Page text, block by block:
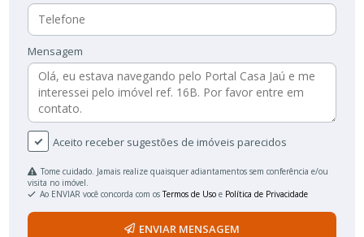
Mensagem
Aceito receber sugestões de imóveis parecidos
Tome cuidado. Jamais realize quaisquer adiantamentos sem conferência e/ou
visita no imóvel.
Ao ENVIAR você concorda com osTermos de Uso e Política de Privacidade
ENVIAR MENSAGEM